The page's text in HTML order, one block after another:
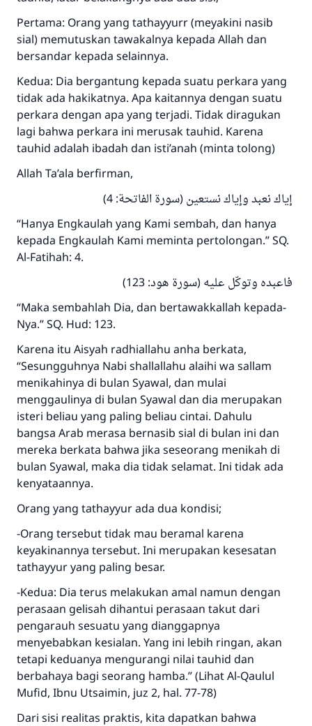
Pertama: Orang yang tathayyurr (meyakini nasib
sial) memutuskan tawakalnya kepada Allah dan
bersandar kepada selainnya.
Kedua: Dia bergantung kepada suatu perkara yang
tidak ada hakikatnya. Apa kaitannya dengan suatu
perkara dengan apa yang terjadi. Tidak diragukan
lagi bahwa perkara ini merusak tauhid. Karena
tauhid adalah ibadah dan isti’anah (minta tolong)
Allah Ta’ala berfirman,
إياك نعبد وإياك نستعين (سورة الفاتحة: 4)
“Hanya Engkaulah yang Kami sembah, dan hanya
kepada Engkaulah Kami meminta pertolongan.” SQ.
Al-Fatihah: 4.
فاعبده وتوكّل عليه (سورة هود: 123)
“Maka sembahlah Dia, dan bertawakkallah kepada-
Nya.” SQ. Hud: 123.
Karena itu Aisyah radhiallahu anha berkata,
“Sesungguhnya Nabi shallallahu alaihi wa sallam
menikahinya di bulan Syawal, dan mulai
menggaulinya di bulan Syawal dan dia merupakan
isteri beliau yang paling beliau cintai. Dahulu
bangsa Arab merasa bernasib sial di bulan ini dan
mereka berkata bahwa jika seseorang menikah di
bulan Syawal, maka dia tidak selamat. Ini tidak ada
kenyataannya.
Orang yang tathayyur ada dua kondisi;
-Orang tersebut tidak mau beramal karena
keyakinannya tersebut. Ini merupakan kesesatan
tathayyur yang paling besar.
-Kedua: Dia terus melakukan amal namun dengan
perasaan gelisah dihantui perasaan takut dari
pengarauh sesuatu yang dianggapnya
menyebabkan kesialan. Yang ini lebih ringan, akan
tetapi keduanya mengurangi nilai tauhid dan
berbahaya bagi seorang hamba.” (Lihat Al-Qaulul
Mufid, Ibnu Utsaimin, juz 2, hal. 77-78)
Dari sisi realitas praktis, kita dapatkan bahwa
Jawaban no. 110845
menyelamatkan pernikahan.
Bantu kami dalam memberikan jawaban untuk umat
Rasulullah ﷺ bersabda
"Siapa yang menunjukkan suatu kebaikan,
meka dia akan mendapatkan pahala yang
sama dengan orang yang melakukannya"
MUSLIM, 1893
Saham